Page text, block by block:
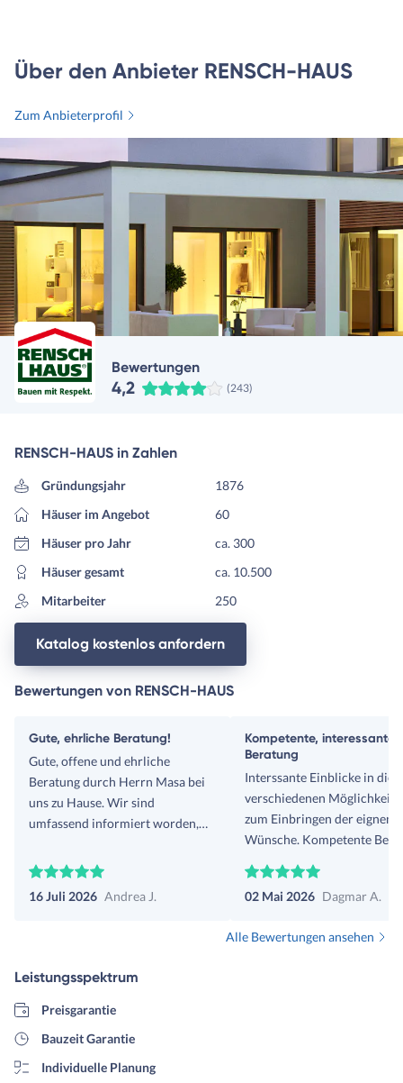
Über den Anbieter RENSCH-HAUS
Zum Anbieterprofil
Bewertungen
4,2 (243)
RENSCH-HAUS in Zahlen
Gründungsjahr
1876
Häuser im Angebot
60
Häuser pro Jahr
ca. 300
Häuser gesamt
ca. 10.500
Mitarbeiter
250
Katalog kostenlos anfordern
Bewertungen von RENSCH-HAUS
Gute, ehrliche Beratung!
Gute, offene und ehrliche
Beratung durch Herrn Masa bei
uns zu Hause. Wir sind
umfassend informiert worden,
Eindruck von dem Unternehmen
16 Juli 2026 Andrea J.
Kompetente, interessante
Beratung
Interssante Einblicke in die
verschiedenen
zum Einbringen der eignen
Wünsche. Kompetente
der Fertighausstruktur und
Ablauf des Hausbaus. Ein
vornehmen.
02 Mai 2026 Dagmar A.
Alle Bewertungen ansehen
Leistungsspektrum
Preisgarantie
Bauzeit Garantie
Individuelle Planung